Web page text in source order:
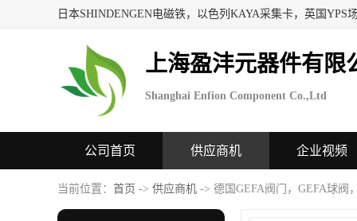
上海盈沣元器件有限
Shanghai Enfion Component Co.,Ltd
公司首页 供应商机 企业视频
当前位置： 首页 -> 供应商机 -> 德国GEFA阀门，GEFA球阀